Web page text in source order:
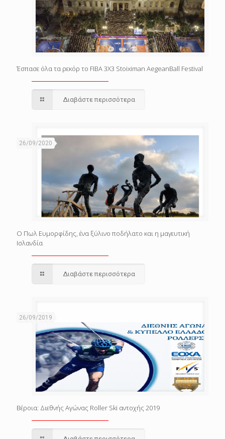
Έσπασε όλα τα ρεκόρ το FIBA 3X3 Stoiximan AegeanBall Festival
Διαβάστε περισσότερα
26/09/2020
Ο Πωλ Ευμορφίδης, ένα ξύλινο ποδήλατο και η μαγευτική
Ισλανδία
Διαβάστε περισσότερα
26/09/2019
Βέροια: Διεθνής Αγώνας Roller Ski αντοχής 2019